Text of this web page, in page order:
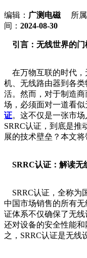
编辑： 广测电磁所属
间： 2024-08-30
引言：无线世界的门
在万物互联的时代，
机、无线路由器到各
活。然而，对于制造
场，必须面对一道看
证。这不仅是一张市
SRRC认证，到底是推
展的技术壁垒？本文将
SRRC认证：解读无
SRRC认证，全称为
中国市场销售的所有
证体系不仅确保了无线
还对设备的安全性能
之，SRRC认证是无线